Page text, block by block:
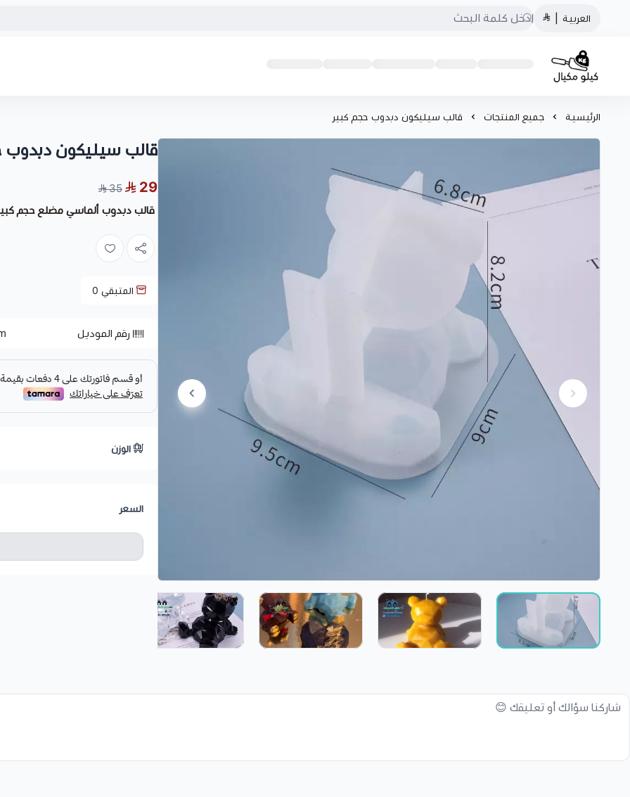
العربية
كيلو مكيال
الرئيسية جميع المنتجات قالب سيليكون دبدوب حجم كبير
قالب سيليكون دبدوب
29
35
قالب دبدوب ألماسي مضلع حجم
المتبقي 0
رقم الموديل
الوزن
السعر